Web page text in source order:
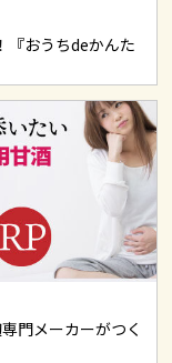
『おうちdeかんた
門メーカーがつく